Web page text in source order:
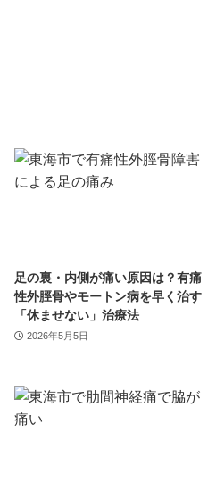
足の裏・内側が痛い原因は？有痛
性外脛骨やモートン病を早く治す
「休ませない」治療法
2026年5月5日